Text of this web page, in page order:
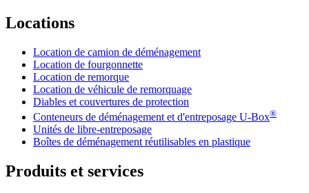
Locations
Location de camion de déménagement
Location de fourgonnette
Location de remorque
Location de véhicule de remorquage
Diables et couvertures de protection
Conteneurs de déménagement et d'entreposage U-Box®
Unités de libre-entreposage
Boîtes de déménagement réutilisables en plastique
Produits et services